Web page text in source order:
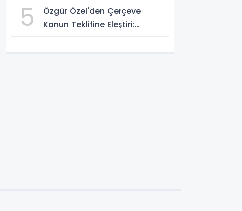
5
Özgür Özel'den Çerçeve
Kanun Teklifine Eleştiri: